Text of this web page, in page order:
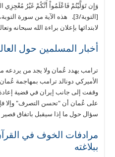
وَإِن تَوَلَّيْتُمْ فَاعْلَمُواْ أَنَّكُمْ غَيْرُ مُعْجِزِي
[التوبة/3]. هذه الآية من سورة
لابتدائها بإعلان براءة الله سبحانه
أخبار المسلمين حول
ترامب يهدد عُمان ولا يجد من يردعه
الأميركي دونالد ترامب بمهاجمة
وقفت إلى جانب إيران في قضية
على عُمان أن "تحسن التصرف" وإلا
سؤال حول ما إذا سيقبل باتفاق قصير
مرادفات الخوف في
ببلاغته